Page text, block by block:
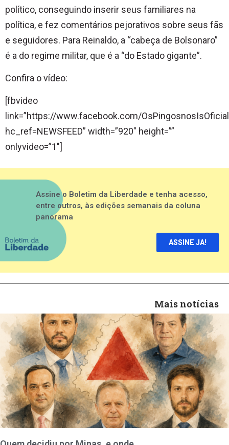
político, conseguindo inserir seus familiares na
política, e fez comentários pejorativos sobre seus fãs
e seguidores. Para Reinaldo, a “cabeça de Bolsonaro”
é a do regime militar, que é a “do Estado gigante”.
Confira o vídeo:
[fbvideo
link=”https://www.facebook.com/
hc_ref=NEWSFEED” width=”920″ height=””
onlyvideo=”1″]
Assine o Boletim da Liberdade e tenha acesso,
entre outros, às edições semanais da coluna
panorama
ASSINE JA!
Mais notícias